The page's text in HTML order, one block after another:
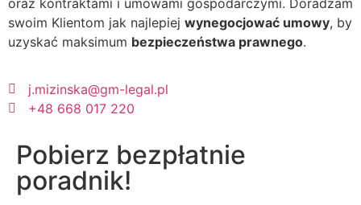
oraz kontraktami i umowami gospodarczymi. Doradzam
swoim Klientom jak najlepiej wynegocjować umowy, by
uzyskać maksimum bezpieczeństwa prawnego.
j.mizinska@gm-legal.pl
+48 668 017 220
Pobierz bezpłatnie
poradnik!